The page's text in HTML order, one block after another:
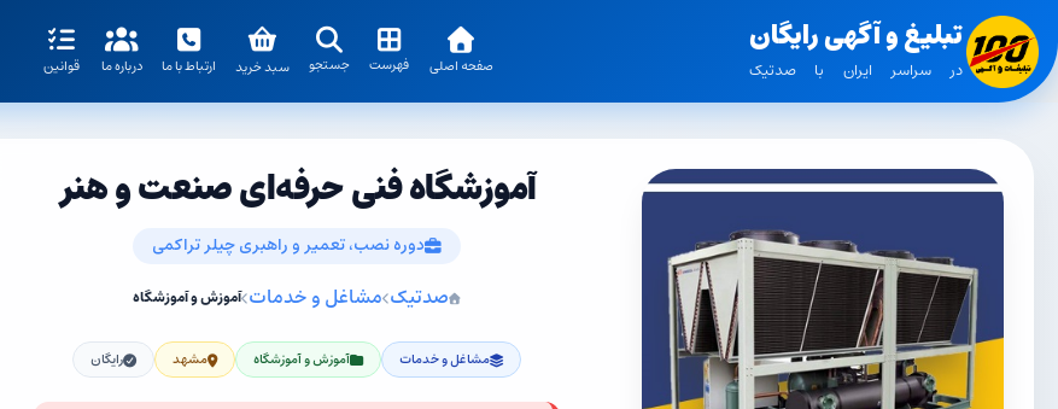
تبلیغ و آگهی رایگان
در سراسر ایران با صدتیک صفحه اصلی فهرست جستجو سبد خرید ارتباط با ما درباره ما قوانین
آموزشگاه فنی حرفه‌ای صنعت و هنر
دوره نصب، تعمیر و راهبری چیلر تراکمی
صدتیک مشاغل و خدمات آموزش و آموزشگاه
مشاغل و خدمات آموزش و آموزشگاه مشهد رایگان